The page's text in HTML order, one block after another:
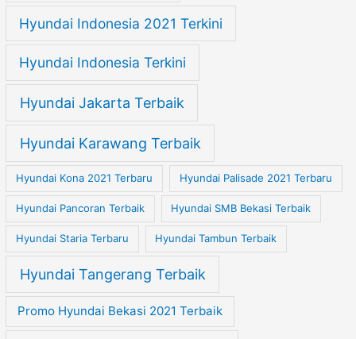
Hyundai Indonesia 2021 Terkini
Hyundai Indonesia Terkini
Hyundai Jakarta Terbaik
Hyundai Karawang Terbaik
Hyundai Kona 2021 Terbaru Hyundai Palisade 2021 Terbaru
Hyundai Pancoran Terbaik Hyundai SMB Bekasi Terbaik
Hyundai Staria Terbaru Hyundai Tambun Terbaik
Hyundai Tangerang Terbaik
Promo Hyundai Bekasi 2021 Terbaik